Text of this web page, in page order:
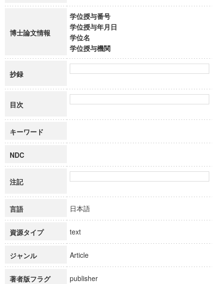
博士論文情報
学位授与番号
学位授与年月日
学位名
学位授与機関
抄録
目次
キーワード
NDC
注記
言語 日本語
資源タイプ text
ジャンル Article
著者版フラグ publisher